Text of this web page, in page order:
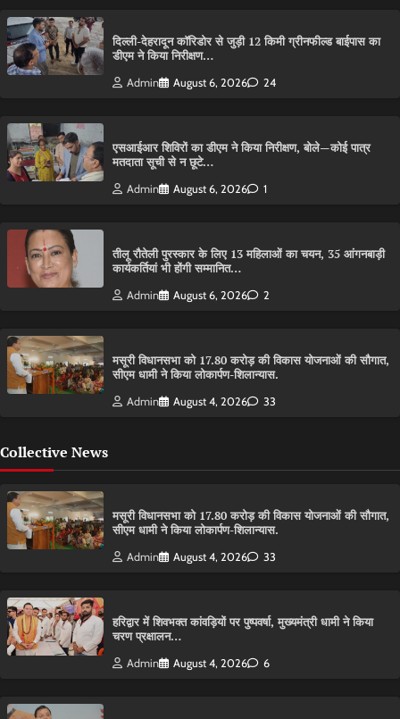
दिल्ली-देहरादून कॉरिडोर से जुड़ी 12 किमी ग्रीनफील्ड बाईपास का
डीएम ने किया निरीक्षण…
Admin August 6, 2026 24
एसआईआर शिविरों का डीएम ने किया निरीक्षण, बोले—कोई पात्र
मतदाता सूची से न छूटे…
Admin August 6, 2026 1
तीलू रौतेली पुरस्कार के लिए 13 महिलाओं का चयन, 35 आंगनबाड़ी
कार्यकर्तियां भी होंगी सम्मानित…
Admin August 6, 2026 2
मसूरी विधानसभा को 17.80 करोड़ की विकास योजनाओं की सौगात,
सीएम धामी ने किया लोकार्पण-शिलान्यास.
Admin August 4, 2026 33
Collective News
मसूरी विधानसभा को 17.80 करोड़ की विकास योजनाओं की सौगात,
सीएम धामी ने किया लोकार्पण-शिलान्यास.
Admin August 4, 2026 33
हरिद्वार में शिवभक्त कांवड़ियों पर पुष्पवर्षा, मुख्यमंत्री धामी ने किया
चरण प्रक्षालन…
Admin August 4, 2026 6